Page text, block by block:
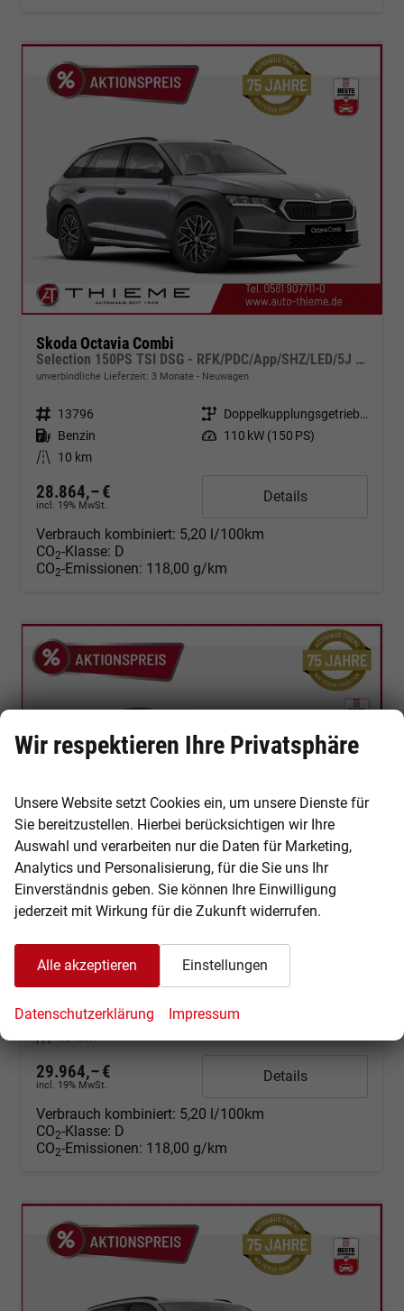
Skoda Octavia Combi
Selection 150PS TSI DSG - RFK/PDC/App/SHZ/LED/5J Garantie
unverbindliche Lieferzeit: 3 Monate Neuwagen
Fahrzeugnr. 13796 Getriebe
Doppelkupplungsgetriebe (DSG)
Kraftstoff Benzin Leistung 110 kW (150 PS)
Kilometerstand
10 km
28.864,– €
incl. 19% MwSt.
Details
Verbrauch kombiniert: 5,20 l/100km
CO2-Klasse: D
CO2-Emissionen: 118,00 g/km
Skoda Octavia Combi
Kraftstoff Benzin Leistung 110 kW (150 PS)
29.964,– €
incl. 19% MwSt.
Details
Verbrauch kombiniert: 5,20 l/100km
CO2-Klasse: D
CO2-Emissionen: 118,00 g/km
Wir respektieren Ihre Privatsphäre
Unsere Website setzt Cookies ein, um unsere Dienste für
Sie bereitzustellen. Hierbei berücksichtigen wir Ihre
Auswahl und verarbeiten nur die Daten für Marketing,
Analytics und Personalisierung, für die Sie uns Ihr
Einverständnis geben. Sie können Ihre Einwilligung
jederzeit mit Wirkung für die Zukunft widerrufen.
Alle akzeptieren Einstellungen
Datenschutzerklärung Impressum